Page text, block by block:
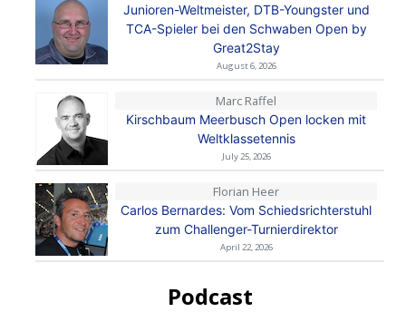
Junioren-Weltmeister, DTB-Youngster und
TCA-Spieler bei den Schwaben Open by
Great2Stay
August 6, 2026
Marc Raffel
Kirschbaum Meerbusch Open locken mit
Weltklassetennis
July 25, 2026
Florian Heer
Carlos Bernardes: Vom Schiedsrichterstuhl
zum Challenger-Turnierdirektor
April 22, 2026
Podcast